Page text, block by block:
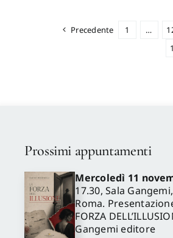
Precedente 1 …
Prossimi appuntamenti
Mercoledì 11
17.30, Sala
Roma.
FORZA
Gangemi editore